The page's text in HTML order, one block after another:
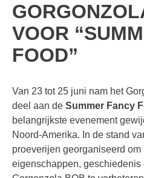
VOOR
FOOD”
Van 23 tot 25 juni nam het
deel aan de Summer Fancy
belangrijkste evenement
Noord-Amerika. In de stand
proeverijen georganiseerd
eigenschappen, geschiedenis